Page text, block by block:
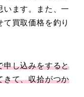
います。また、一
買取価格を釣り
申し込みをすると
きて、収拾がつか